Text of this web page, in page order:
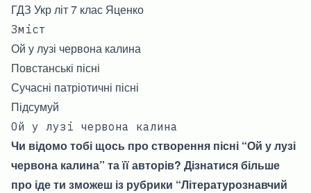
ГДЗ Укр літ 7 клас Яценко
Зміст
Ой у лузі червона калина
Повстанські пісні
Сучасні патріотичні пісні
Підсумуй
Ой у лузі червона калина
Чи відомо тобі щось про створення пісні “Ой у лузі
червона калина” та її авторів? Дізнатися більше
про іде ти зможеш із рубрики “Літературознавчий